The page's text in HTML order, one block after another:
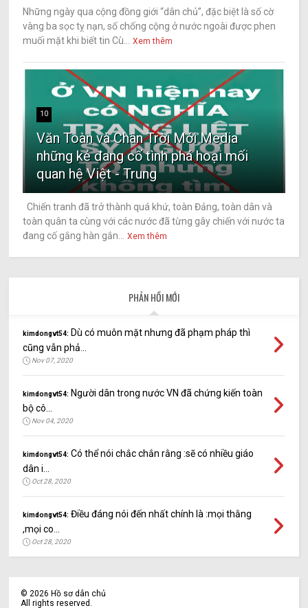
Những ngày qua cộng đồng giới “dân chủ”, đặc biệt là số cờ
vàng ba sọc tỵ nạn, số chống cộng ở nước ngoài được phen
muối mặt khi biết tin Cù... Xem thêm
10
Văn Toàn và Chân Trời Mới Media
những kẻ đang cố tình phá hoại mối
quan hệ Việt - Trung
Chiến tranh đã trở thành quá khứ, toàn Đảng, toàn dân và
toàn quân ta cùng với các nước đã từng gây chiến với nước ta
đang cố gắng hàn gắn... Xem thêm
PHẢN HỒI MỚI
kimdongvt54: Dù có muôn mặt nhưng đã phạm pháp thì
cũng vẫn phả...
Nov 07, 2020
kimdongvt54: Người dân trong nước VN đã chứng kiến toàn
bộ cô...
Nov 04, 2020
kimdongvt54: Có thể nói chắc chắn rằng :sẽ có nhiều giáo
dân i...
Oct 28, 2020
kimdongvt54: Điều đáng nói đến nhất chính là :mọi thằng
,mọi co...
Oct 28, 2020
© 2026 Hồ sơ dân chủ
All rights reserved.